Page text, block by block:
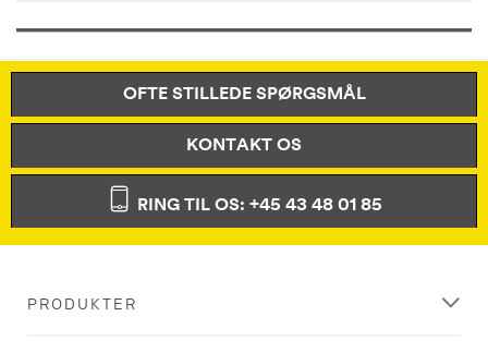
OFTE STILLEDE SPØRGSMÅL
KONTAKT OS
RING TIL OS: +45 43 48 01 85
PRODUKTER